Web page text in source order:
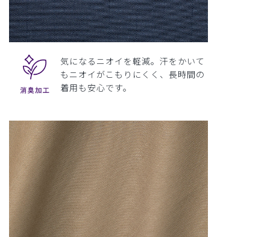
気になるニオイを軽減。汗をかいて
もニオイがこもりにくく、長時間の
着用も安心です。